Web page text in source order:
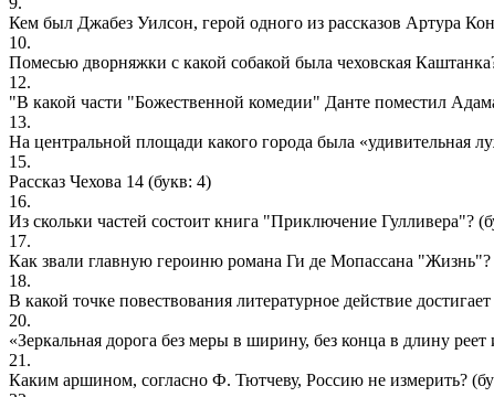
Кем был Джабез Уилсон, герой одного из рассказов Артура
10.
Помесью дворняжки с какой собакой была чеховская
12.
"В какой части "Божественной комедии" Данте поместил
13.
На центральной площади какого города была «удивительная
15.
Рассказ Чехова 14 (букв: 4)
16.
Из скольки частей состоит книга "Приключение Гулливера"?
17.
Как звали главную героиню романа Ги де Мопассана "Жизнь"?
18.
В какой точке повествования литературное действие
20.
«Зеркальная дорога без меры в ширину, без конца в длину
21.
Каким аршином, согласно Ф. Тютчеву, Россию не измерить?